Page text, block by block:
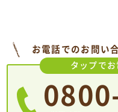
お電話でのお問い
タップでお